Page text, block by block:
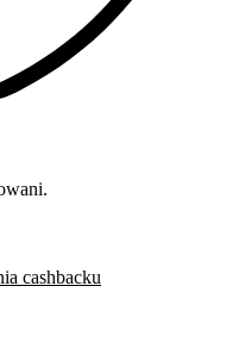
cashbacku